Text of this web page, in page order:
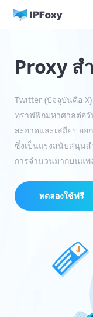
Proxy ส
Twitter (ปัจจุบันคือ
ทราฟฟิกมหาศาลต่อวั
สะอาดและเสถียร ออ
ซึ่งเป็นแรงสนับสนุน
การจำนวนมากบนแ
ทดลองใช้ฟรี